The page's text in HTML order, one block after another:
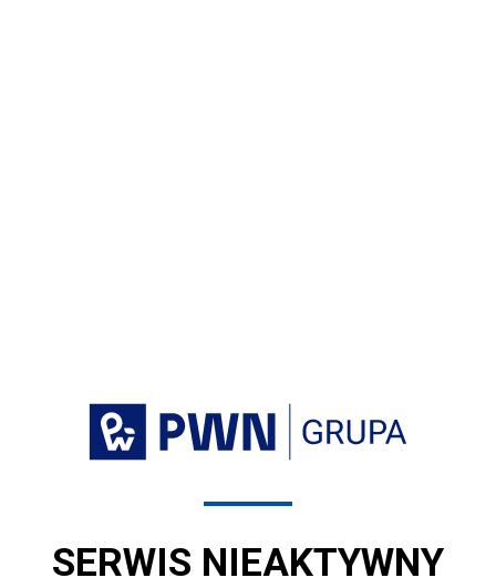
SERWIS NIEAKTYWNY